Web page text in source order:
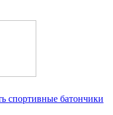
спортивные батончики